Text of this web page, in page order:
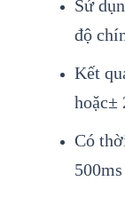
Sử
độ ch
Kết
hoặc±
Có th